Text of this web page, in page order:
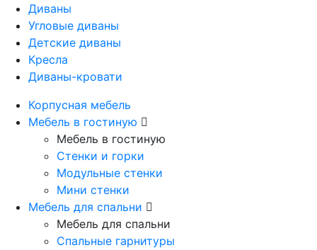
Диваны
Угловые диваны
Детские диваны
Кресла
Диваны-кровати
Корпусная мебель
Мебель в гостиную
Мебель в гостиную
Стенки и горки
Модульные стенки
Мини стенки
Мебель для спальни
Мебель для спальни
Спальные гарнитуры